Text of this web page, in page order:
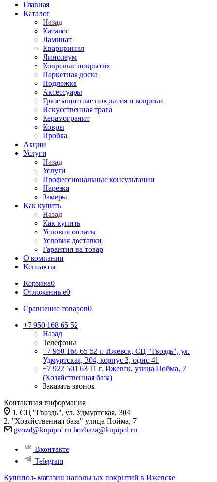
Главная
Каталог
Назад
Каталог
Ламинат
Кварцвинил
Линолеум
Ковровые покрытия
Паркетная доска
Подложка
Аксессуары
Грязезащитные покрытия и коврики
Искусственная трава
Керамогранит
Ковры
Пробка
Акции
Услуги
Назад
Услуги
Профессиональные консультации
Нарезка
Замеры
Как купить
Назад
Как купить
Условия оплаты
Условия доставки
Гарантия на товар
О компании
Контакты
Корзина0
Отложенные0
Сравнение товаров0
+7 950 168 65 52
Назад
Телефоны
+7 950 168 65 52 г. Ижевск, СЦ "Гвоздь", ул.
Удмуртская, 304, корпус 2, офис 41
+7 922 501 63 11 г. Ижевск, улица Пойма, 7
(Хозяйственная база)
Заказать звонок
Контактная информация
1. СЦ "Гвоздь", ул. Удмуртская, 304
2. "Хозяйственная база" улица Пойма, 7
gvozd@kupipol.ru hozbaza@kupipol.ru
Вконтакте
Telegram
Купипол- магазин напольных покрытий в Ижевске